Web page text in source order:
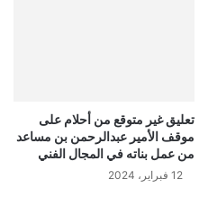
تعليق غير متوقع من أحلام على
موقف الأمير عبدالرحمن بن مساعد
من عمل بناته في المجال الفني
12 فبراير، 2024